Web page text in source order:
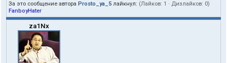
За это сообщение автора Prosto_ya_5 лайкнул: (Лайков: 1 · Дизлайков: 0)
FanboyHater
za1Nx